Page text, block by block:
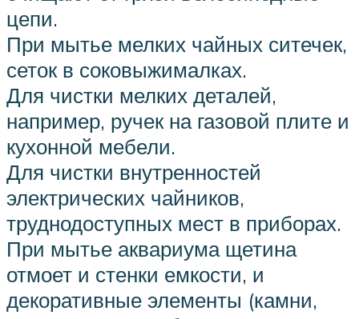
цепи.
При мытье мелких чайных ситечек,
сеток в соковыжималках.
Для чистки мелких деталей,
например, ручек на газовой плите и
кухонной мебели.
Для чистки внутренностей
электрических чайников,
труднодоступных мест в приборах.
При мытье аквариума щетина
отмоет и стенки емкости, и
декоративные элементы (камни,